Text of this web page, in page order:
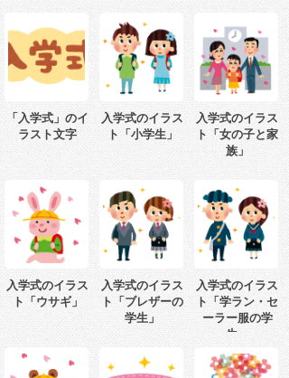
「入学式」のイ
ラスト文字
入学式のイラス
ト「小学生」
入学式のイラス
ト「女の子と家
族」
入学式のイラス
ト「ウサギ」
入学式のイラス
ト「ブレザーの
学生」
入学式のイラス
ト「学ラン・セ
ーラー服の学
生」